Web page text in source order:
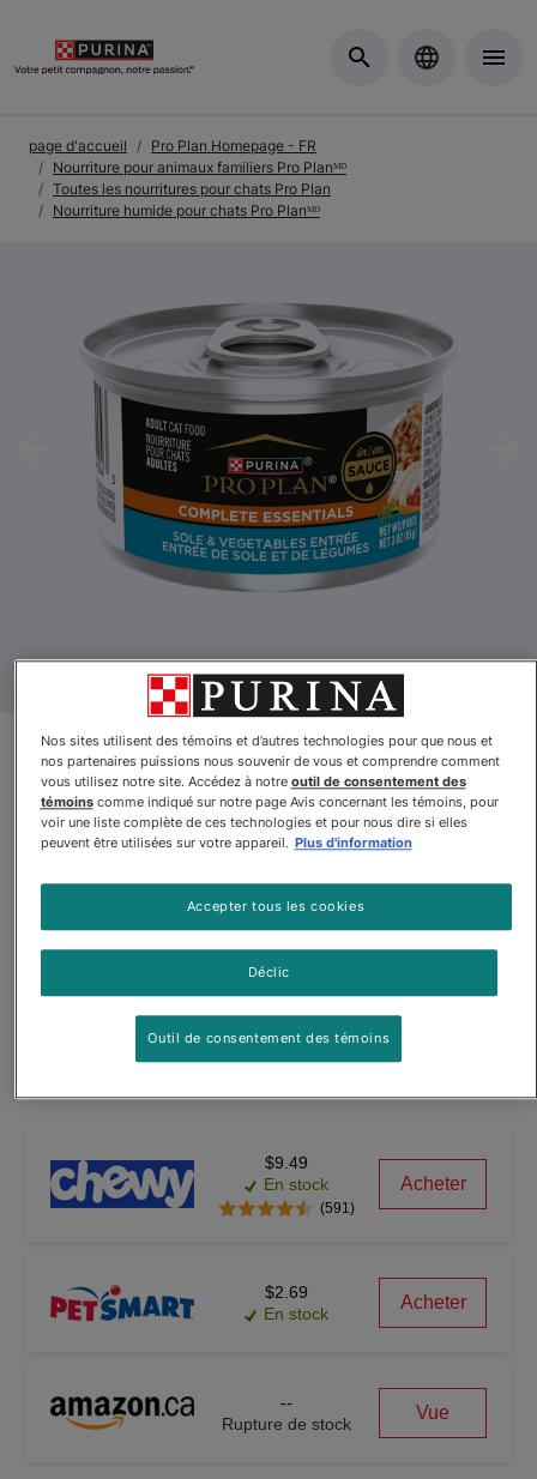
page d'accueil
Pro Plan Homepage - FR
Nourriture pour animaux familiers Pro Planᴹᴰ
Toutes les nourritures pour chats Pro Plan
Nourriture humide pour chats Pro Planᴹᴰ
Previous
Nouveau produit
Pro Planᴹᴰ Complete
pour chats adultes, Entrée de
sole et légumes en sauce
Par Purinaᴹᴰ Pro Planᴹᴰ
Pro Planᴹᴰ Complete Essentials – Nourriture humide pour
$9.49
En stock
(591)
Acheter
$2.69
En stock
Acheter
--
Rupture de stock
Vue
Nos sites utilisent des témoins et d’autres technologies pour que nous et
nos partenaires puissions nous souvenir de vous et comprendre comment
vous utilisez notre site. Accédez à notre outil de consentement des
témoinscomme indiqué sur notre page Avis concernant les témoins, pour
voir une liste complète de ces technologies et pour nous dire si elles
peuvent être utilisées sur votre appareil. Plus d'information
Déclic
Accepter tous les cookies
Outil de consentement des témoins